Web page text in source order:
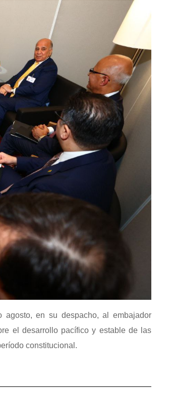
en su despacho, al embajador
el desarrollo pacífico y estable de las
constitucional.